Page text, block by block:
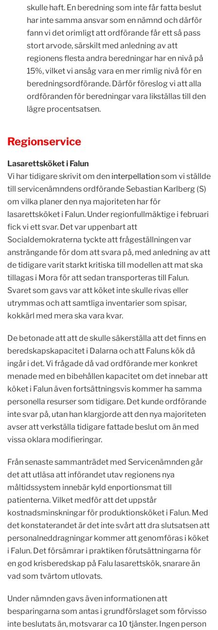
skulle haft. En beredning som inte får fatta beslut
har inte samma ansvar som en nämnd och därför
fann vi det orimligt att ordförande får ett så pass
stort arvode, särskilt med anledning av att
regionens flesta andra beredningar har en nivå på
15%, vilket vi ansåg vara en mer rimlig nivå för en
beredningsordförande. Därför föreslog vi att alla
ordföranden för beredningar vara likställas till den
lägre procentsatsen.
Regionservice
Lasarettsköket i Falun
Vi har tidigare skrivit om den interpellationsom vi ställde
till servicenämndens ordförande Sebastian Karlberg (S)
om vilka planer den nya majoriteten har för
lasarettsköket i Falun. Under regionfullmäktige i februari
fick vi ett svar. Det var uppenbart att
Socialdemokraterna tyckte att frågeställningen var
ansträngande för dom att svara på, med anledning av att
de tidigare varit starkt kritiska till modellen att mat ska
tillagas i Mora för att sedan transporteras till Falun.
Svaret som gavs var att köket inte skulle rivas eller
utrymmas och att samtliga inventarier som spisar,
kokkärl med mera ska vara kvar.
De betonade att att de skulle säkerställa att det finns en
beredskapskapacitet i Dalarna och att Faluns kök då
ingår i det. Vi frågade då vad ordförande mer konkret
menade med en bibehållen kapacitet om det innebar att
köket i Falun även fortsättningsvis kommer ha samma
personella resurser som tidigare. Det kunde ordförande
inte svar på, utan han klargjorde att den nya majoriteten
avser att verkställa tidigare fattade beslut om än med
vissa oklara modifieringar.
Från senaste sammanträdet med Servicenämnden går
det att utläsa att införandet utav regionens nya
måltidssystem innebär kyld enportionsmat till
patienterna. Vilket medför att det uppstår
kostnadsminskningar för produktionsköket i Falun. Med
det konstaterandet är det inte svårt att dra slutsatsen att
personalneddragningar kommer att genomföras i köket
i Falun. Det försämrar i praktiken förutsättningarna för
en god krisberedskap på Falu lasarettskök, snarare än
vad som tvärtom utlovats.
Under nämnden gavs även informationen att
besparingarna som antas i grundförslaget som förvisso
inte beslutats än, motsvarar ca 10 tjänster. Ingen person